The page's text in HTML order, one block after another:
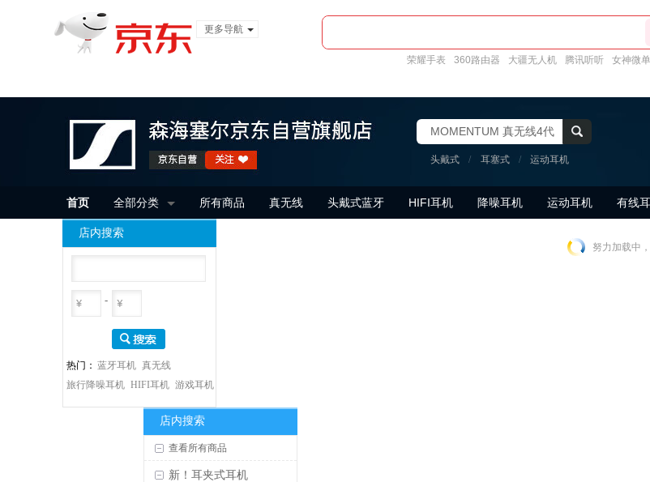
更多导航
荣耀手表 360路由器 大疆无人机 腾讯听听 女神微单
MOMENTUM 真无线4代
头戴式 耳塞式 运动耳机
/ /
首页 全部分类 所有商品 真无线 头戴式蓝牙 HIFI耳机 降噪耳机 运动耳机 有线
店内搜索
热门： 蓝牙耳机 真无线
旅行降噪耳机 HIFI耳机 游戏耳机
店内搜索
查看所有商品
新！耳夹式耳机
努力加载中